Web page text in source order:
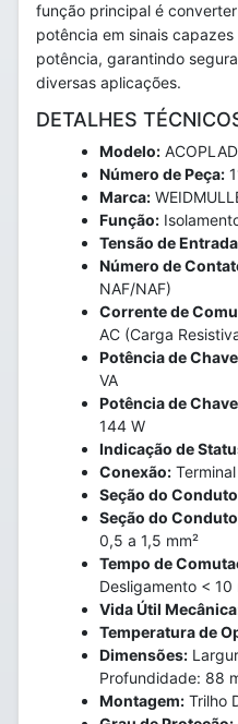
função principal é
potência em sinais
potência, garantindo
diversas aplicações.
DETALHES
Modelo:
Número de Peça:
Marca:
Função:
Tensão de
Número de
NAF/NAF)
Corrente de
AC (Carga
Potência de
VA
Potência de
144 W
Indicação de
Conexão:
Seção do
Seção do
0,5 a 1,5 mm²
Tempo de
Desligamento < 10
Vida Útil
Temperatura de
Dimensões:
Profundidade: 88
Montagem: Trilho